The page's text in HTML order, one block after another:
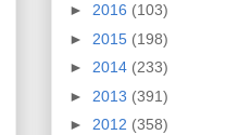
► 2016 (103)
► 2015 (198)
► 2014 (233)
► 2013 (391)
► 2012 (358)